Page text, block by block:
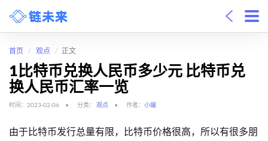
首页 观点 正文
1比特币兑换人民币多少元 比特币兑
换人民币汇率一览
时间：2023-02-06 分类： 观点 作者： 小编
由于比特币发行总量有限，比特币价格很高，所以有很多朋